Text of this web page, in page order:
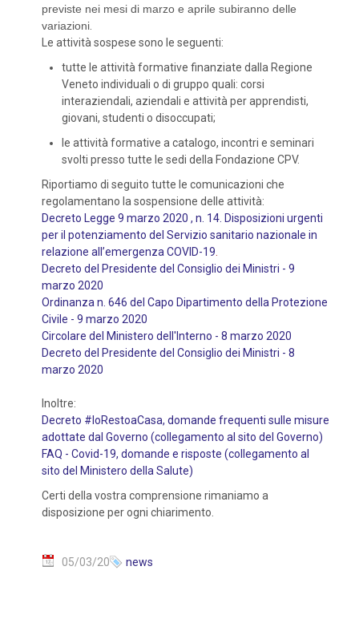
previste nei mesi di marzo e aprile subiranno delle
variazioni.
Le attività sospese sono le seguenti:
tutte le attività formative finanziate dalla Regione
Veneto individuali o di gruppo quali: corsi
interaziendali, aziendali e attività per apprendisti,
giovani, studenti o disoccupati;
le attività formative a catalogo, incontri e seminari
svolti presso tutte le sedi della Fondazione CPV.
Riportiamo di seguito tutte le comunicazioni che
regolamentano la sospensione delle attività:
Decreto Legge 9 marzo 2020 , n. 14. Disposizioni urgenti
per il potenziamento del Servizio sanitario nazionale in
relazione all’emergenza COVID-19.
Decreto del Presidente del Consiglio dei Ministri - 9
marzo 2020
Ordinanza n. 646 del Capo Dipartimento della Protezione
Civile - 9 marzo 2020
Circolare del Ministero dell'Interno - 8 marzo 2020
Decreto del Presidente del Consiglio dei Ministri - 8
marzo 2020
Inoltre:
Decreto #IoRestoaCasa, domande frequenti sulle misure
adottate dal Governo (collegamento al sito del Governo)
FAQ - Covid-19, domande e risposte (collegamento al
sito del Ministero della Salute)
Certi della vostra comprensione rimaniamo a
disposizione per ogni chiarimento.
05/03/20 news